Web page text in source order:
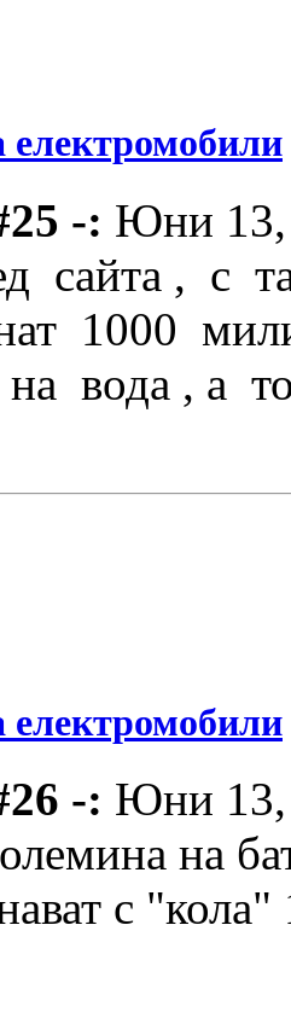
електромобили
-: Юни 13,
сайта , с
1000
вода , а
електромобили
-: Юни 13,
на
с